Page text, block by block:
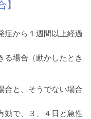
症から１週間以上経過
る場合（動かしたとき
合と、そうでない場合
効で、３、４日と急性